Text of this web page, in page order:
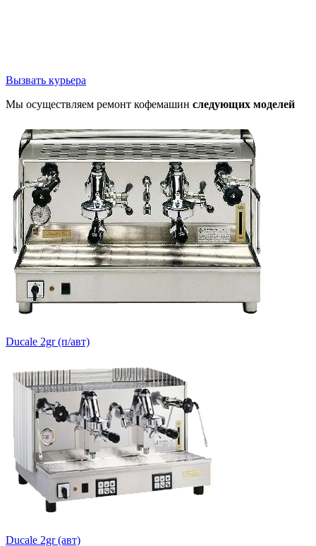
Вызвать курьера
Мы осуществляем ремонт кофемашин следующих моделей
Ducale 2gr (п/авт)
Ducale 2gr (авт)